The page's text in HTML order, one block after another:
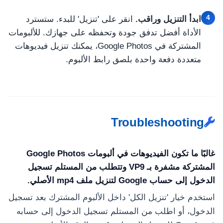
4 ابدأ التنزيل وراقب. انقر على 'تنزيل' للبدء. ستسترد
الأداة أفضل تدفق جودة وتحفظه على جهازك. للألبومات
المشتركة في Google Photos، يمكنك تنزيل فيديوهات
متعددة دفعة واحدة بلصق رابط الألبوم.
Troubleshooting
غالبًا ما تكون الفيديوهات في ألبومات Google Photos
المشتركة مشفرة بـ VP9 وتتطلب من المستلم تسجيل
الدخول إلى حساب Google لتنزيل ملف mp4 الأصلي.
استخدم خيار 'تنزيل الكل' داخل الألبوم المشترك بعد تسجيل
الدخول، أو اطلب من المستلم تسجيل الدخول إلى حسابه